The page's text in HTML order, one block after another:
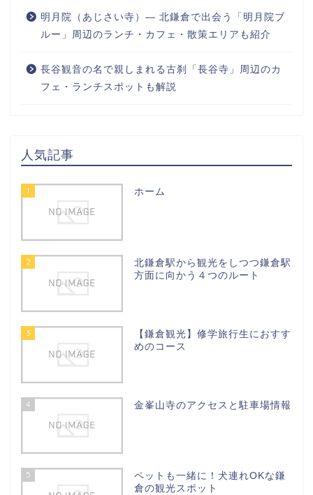
明月院（あじさい寺）― 北鎌倉で出会う「明月院ブ
ルー」周辺のランチ・カフェ・散策エリアも紹介
長谷観音の名で親しまれる古刹「長谷寺」周辺のカ
フェ・ランチスポットも解説
人気記事
1 ホーム
2
北鎌倉駅から観光をしつつ鎌倉駅
方面に向かう４つのルート
3
【鎌倉観光】修学旅行生におすす
めのコース
4 金峯山寺のアクセスと駐車場情報
5
ペットも一緒に！犬連れOKな鎌
倉の観光スポット